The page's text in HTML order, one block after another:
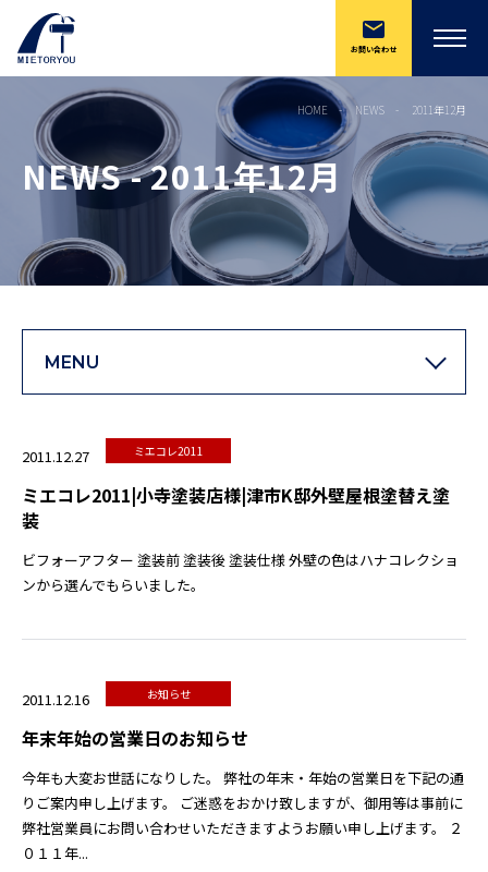
お問い合わせ
HOME NEWS 2011年12月
NEWS - 2011年12月
2011.12.27 ミエコレ2011
ミエコレ2011|小寺塗装店様|津市K邸外壁屋根塗替え塗
装
ビフォーアフター 塗装前 塗装後 塗装仕様 外壁の色はハナコレクショ
ンから選んでもらいました。
2011.12.16 お知らせ
年末年始の営業日のお知らせ
今年も大変お世話になりした。 弊社の年末・年始の営業日を下記の通
りご案内申し上げます。 ご迷惑をおかけ致しますが、御用等は事前に
弊社営業員にお問い合わせいただきますようお願い申し上げます。 ２
０１１年...
MENU